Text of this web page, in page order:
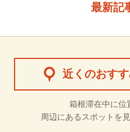
最新記
近くのおす
箱根滞在中に位
周辺にあるスポットを